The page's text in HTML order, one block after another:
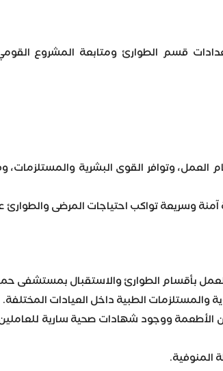
قسم الطوارئ ومتابعة المشروع القومي
العمل، وتوافر القوى البشرية والمستلزمات،
وسريعة تواكب احتياجات المرضى والطوارئ
العمل بأقسام الطوارئ والاستقبال بمستشفى
والمستلزمات الطبية داخل العيادات المختلفة.
الأطعمة ووجود شهادات صحية سارية
المنوفية.